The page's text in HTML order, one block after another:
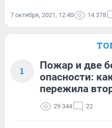
7 октября, 2021, 12:40 14 378
1
Пожар и две
опасности:
пережила
29 344 22